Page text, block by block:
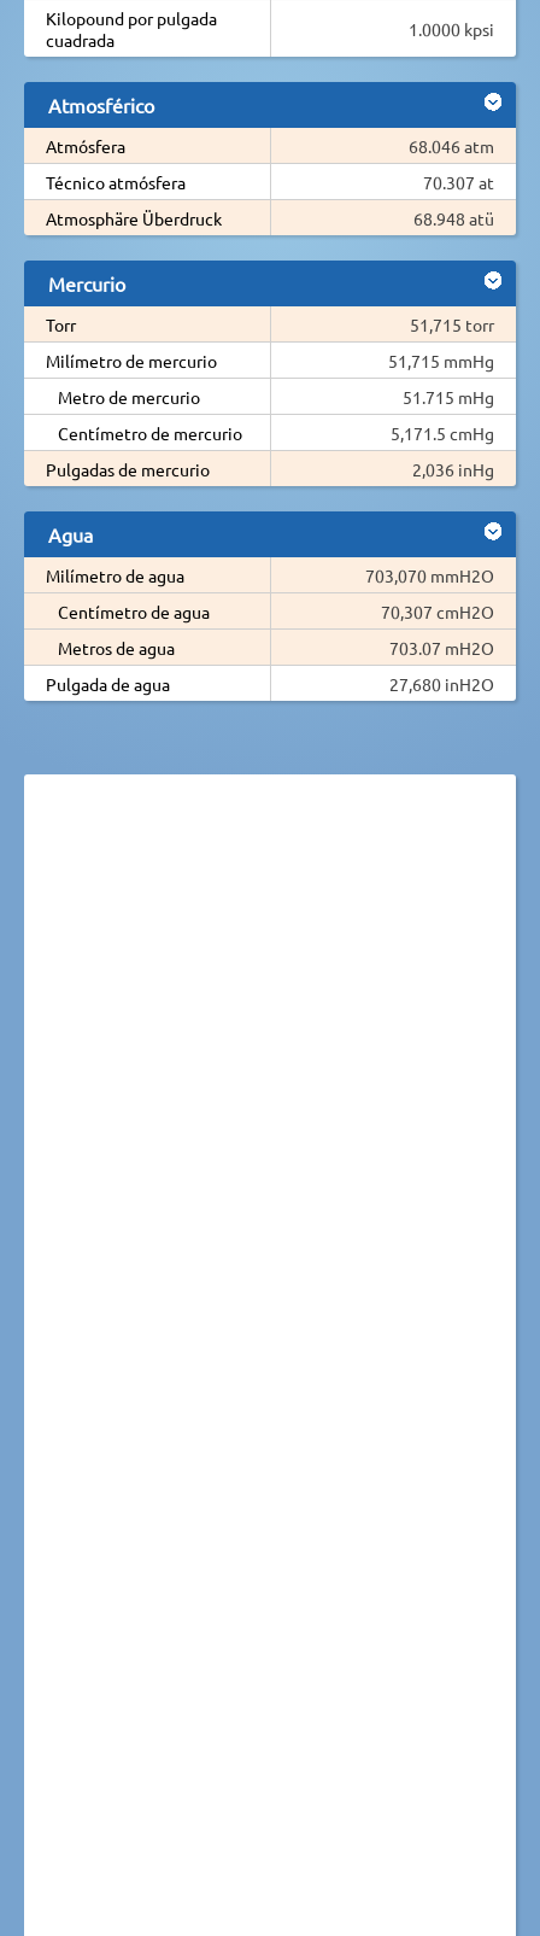
Kilopound por pulgada
cuadrada
1.0000 kpsi
Atmosférico
Atmósfera
68.046 atm
Técnico atmósfera
70.307 at
Atmosphäre Überdruck
68.948 atü
Mercurio
Torr
51,715 torr
Milímetro de mercurio
51,715 mmHg
Metro de mercurio
51.715 mHg
Centímetro de mercurio
5,171.5 cmHg
Pulgadas de mercurio
2,036 inHg
Agua
Milímetro de agua
703,070 mmH2O
Centímetro de agua
70,307 cmH2O
Metros de agua
703.07 mH2O
Pulgada de agua
27,680 inH2O